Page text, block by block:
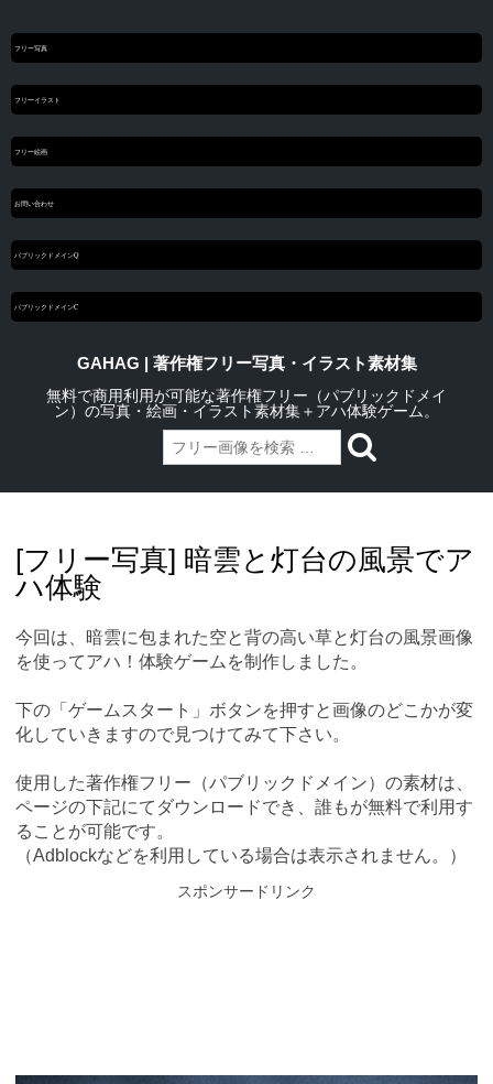
フリー写真
フリーイラスト
フリー絵画
お問い合わせ
パブリックドメインQ
パブリックドメインC
GAHAG | 著作権フリー写真・イラスト素材集
無料で商用利用が可能な著作権フリー（パブリックドメイ
ン）の写真・絵画・イラスト素材集＋アハ体験ゲーム。
content[フリー写真] 暗雲と灯台の風景でア
ハ体験
今回は、暗雲に包まれた空と背の高い草と灯台の風景画像
を使ってアハ！体験ゲームを制作しました。
下の「ゲームスタート」ボタンを押すと画像のどこかが変
化していきますので見つけてみて下さい。
使用した著作権フリー（パブリックドメイン）の素材は、
ページの下記にてダウンロードでき、誰もが無料で利用す
ることが可能です。
（Adblockなどを利用している場合は表示されません。）
スポンサードリンク